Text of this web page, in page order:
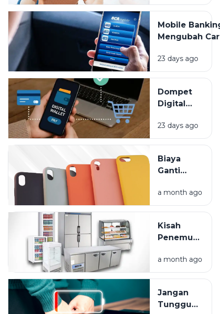
Tagihan,
Jangan
Sampai
Dipantau
Mobile
Mengubah
Uang, Apa Saja
23 days ago
Dompet
Digital
Hidup
Lebih
Tapi Kok
Saldo
Habis?
23 days ago
Biaya
Ganti
Mahal?
Lindungi
Anda
Sejak Hari
a month ago
Kisah
Penemuan
Dari Es
Balok
Frozen
Food
a month ago
Jangan
Tunggu